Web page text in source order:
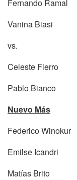
Fernando Ramal
Vanina Biasi
vs.
Celeste Fierro
Pablo Bianco
Nuevo Más
Federico Winokur
Emilse Icandri
Matías Brito